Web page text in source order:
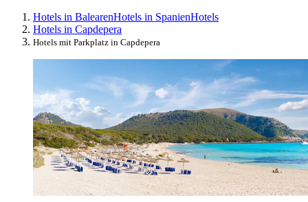
Hotels in BalearenHotels in SpanienHotels
Hotels in Capdepera
Hotels mit Parkplatz in Capdepera